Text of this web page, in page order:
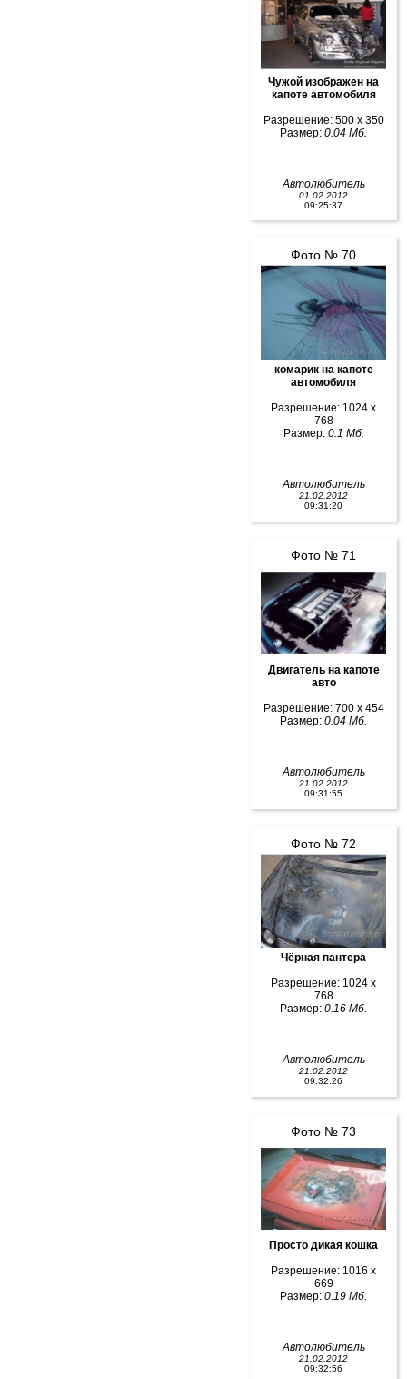
Чужой изображен на
капоте автомобиля
Разрешение: 500 x 350
Размер: 0.04 Мб.
Автолюбитель
01.02.2012
09:25:37
Фото № 70
комарик на капоте
автомобиля
Разрешение: 1024 x
768
Размер: 0.1 Мб.
Автолюбитель
21.02.2012
09:31:20
Фото № 71
Двигатель на капоте
авто
Разрешение: 700 x 454
Размер: 0.04 Мб.
Автолюбитель
21.02.2012
09:31:55
Фото № 72
Чёрная пантера
Разрешение: 1024 x
768
Размер: 0.16 Мб.
Автолюбитель
21.02.2012
09:32:26
Фото № 73
Просто дикая кошка
Разрешение: 1016 x
669
Размер: 0.19 Мб.
Автолюбитель
21.02.2012
09:32:56